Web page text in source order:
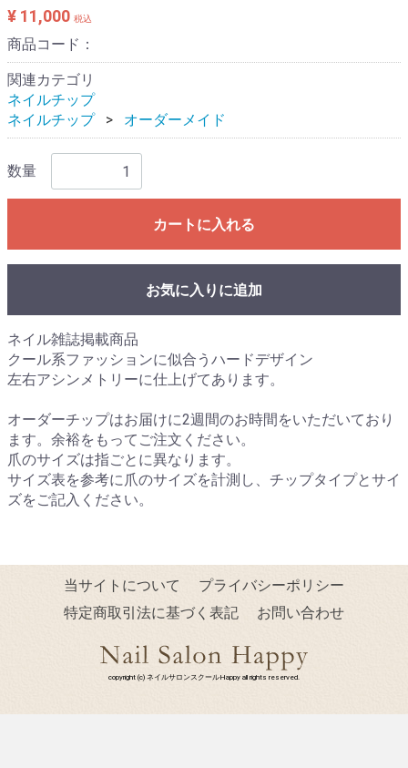
¥ 11,000 税込
商品コード：
関連カテゴリ
ネイルチップ
ネイルチップ
オーダーメイド
数量
カートに入れる
お気に入りに追加
ネイル雑誌掲載商品
クール系ファッションに似合うハードデザイン
左右アシンメトリーに仕上げてあります。
オーダーチップはお届けに2週間のお時間をいただいており
ます。余裕をもってご注文ください。
爪のサイズは指ごとに異なります。
サイズ表を参考に爪のサイズを計測し、チップタイプとサイ
ズをご記入ください。
当サイトについて
プライバシーポリシー
特定商取引法に基づく表記
お問い合わせ
copyright (c) ネイルサロンスクールHappy all rights reserved.